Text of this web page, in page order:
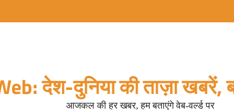
देश-दुनिया की ताज़ा खबरें,
आजकल की हर खबर, हम बताएंगे वेब-वर्ल्ड पर